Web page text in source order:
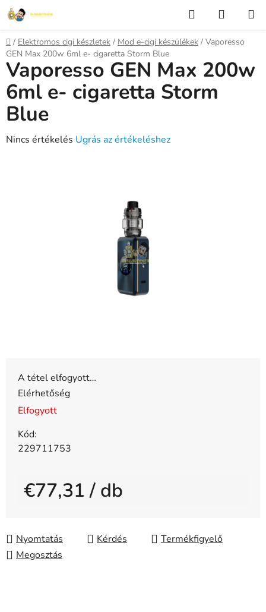
Ugrás
fő
tartalomhoz
KeresésKOSÁR
Kezdőlap
/ Elektromos cigi készletek / Mod e-cigi készülékek / Vaporesso
GEN Max 200w 6ml e- cigaretta Storm Blue
A tétel elfogyott…
Elérhetőség
Elfogyott
Kód:
229711753
€77,31/ db
Nyomtatás
Kérdés
Megosztás
Vaporesso GEN Max 200w
6ml e- cigaretta Storm
Blue
A
Nincs értékelés Ugrás az értékeléshez